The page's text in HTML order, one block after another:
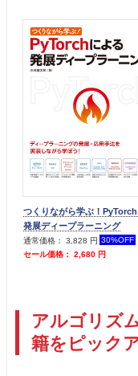
つくりながら学ぶ！
発展ディープラーニング
通常価格： 3,828 円 30%OFF
セール価格： 2,680 円
アルゴリズ
籍をピック